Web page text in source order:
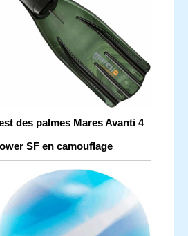
des palmes Mares Avanti 4
SF en camouflage